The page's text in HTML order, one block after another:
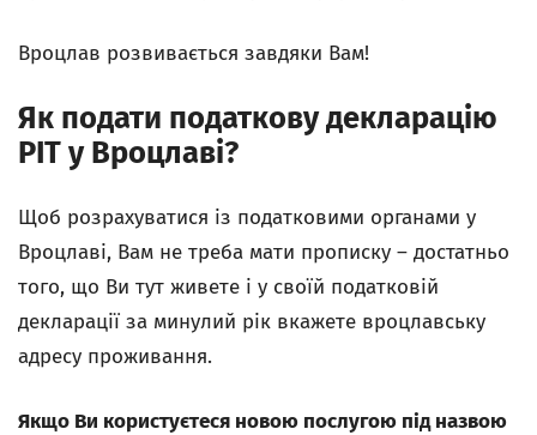
Вроцлав розвивається завдяки Вам!
Як подати податкову декларацію
PITу Вроцлаві?
Щоб розрахуватися із податковими органами у
Вроцлаві, Вам не треба мати прописку – достатньо
того, що Ви тут живете і у своїй податковій
декларації за минулий рік вкажете вроцлавську
адресу проживання.
Якщо Ви користуєтеся новою послугою під назвою